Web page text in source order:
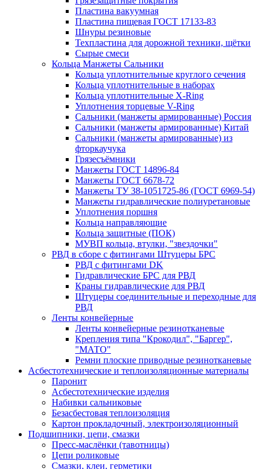
Пластина вакуумная
Пластина пищевая ГОСТ 17133-83
Шнуры резиновые
Техпластина для дорожной техники, щётки
Сырые смеси
Кольца Манжеты Сальники
Кольца уплотнительные круглого сечения
Кольца уплотнительные в наборах
Кольца уплотнительные Х-Ring
Уплотнения торцевые V-Ring
Сальники (манжеты армированные) Россия
Сальники (манжеты армированные) Китай
Сальники (манжеты армированные) из
фторкаучука
Грязесъёмники
Манжеты ГОСТ 14896-84
Манжеты ГОСТ 6678-72
Манжеты ТУ 38-1051725-86 (ГОСТ 6969-54)
Манжеты гидравлические полиуретановые
Уплотнения поршня
Кольца направляющие
Кольца защитные (ПОК)
МУВП кольца, втулки, "звездочки"
РВД в сборе с фитингами Штуцеры БРС
РВД с фитингами DK
Гидравлические БРС для РВД
Краны гидравлические для РВД
Штуцеры соединительные и переходные для
РВД
Ленты конвейерные
Ленты конвейерные резинотканевые
Крепления типа "Крокодил", "Баргер",
"МАТО"
Ремни плоские приводные резинотканевые
Асбестотехнические и теплоизоляционные материалы
Паронит
Асбестотехнические изделия
Набивки сальниковые
Безасбестовая теплоизоляция
Картон прокладочный, электроизоляционный
Подшипники, цепи, смазки
Пресс-маслёнки (тавотницы)
Цепи роликовые
Смазки, клеи, герметики